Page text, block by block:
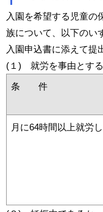
入園を希望する児童の
族について、以下のい
入園申込書に添えて提
(１) 就労を事由とす
条 件
月に64時間以上就労